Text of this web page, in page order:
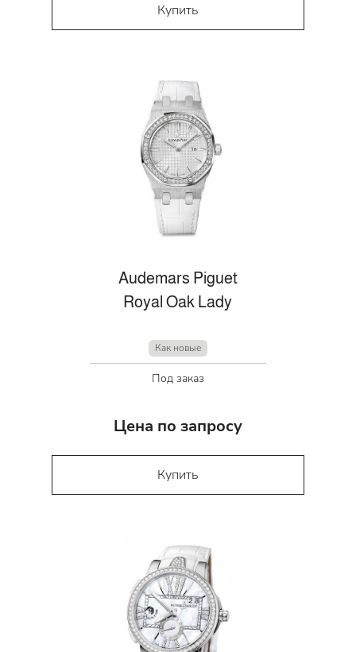
Купить
Audemars Piguet
Royal Oak Lady
Как новые
Под заказ
Цена по запросу
Купить